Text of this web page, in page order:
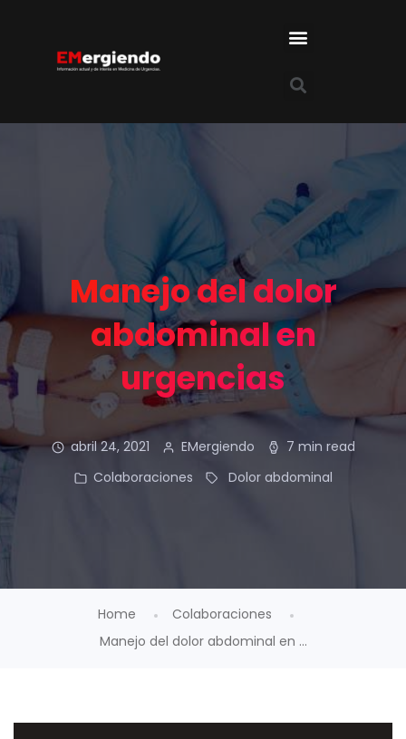
Manejo del dolor
abdominal en
urgencias
abril 24, 2021 EMergiendo
7 min read
Colaboraciones
Dolor abdominal
Home
Colaboraciones
Manejo del dolor abdominal en ...